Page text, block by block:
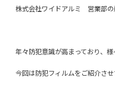
株式会社ワイドアルミ 営業部の
年々防犯意識が高まっており、
今回は防犯フィルムをご紹介させ